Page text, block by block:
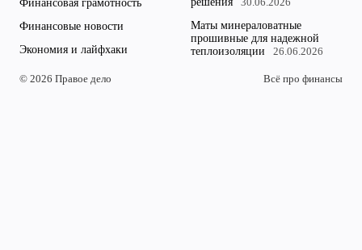
Финансовая грамотность
Финансовые новости
Экономия и лайфхаки
Маты минераловатные
прошивные для надежной
теплоизоляции
26.06.2026
© 2026 Правое дело Всё про финансы